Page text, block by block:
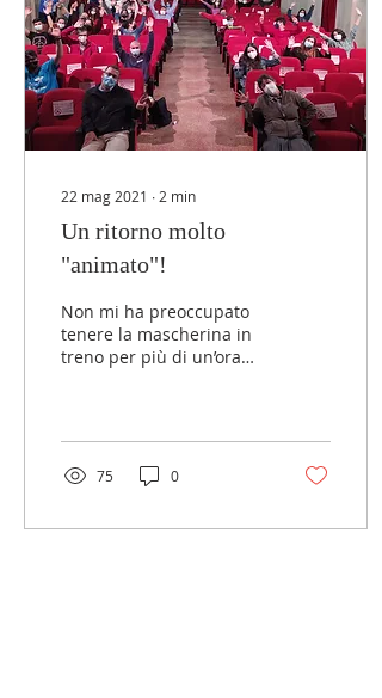
22 mag 2021 ∙ 2 min
Un ritorno molto
"animato"!
Non mi ha preoccupato
tenere la mascherina in
treno per più di un’ora
75 0